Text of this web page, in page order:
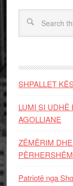
SHPALLET
LUMI SI UDHË
AGOLLIANE
ZËMËRIM
Patriotë nga